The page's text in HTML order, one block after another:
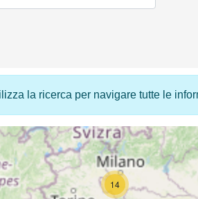
la ricerca per navigare tutte le
14